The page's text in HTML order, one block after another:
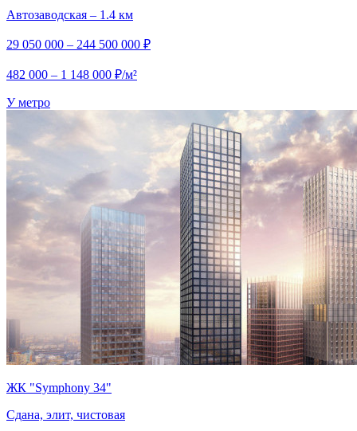
Автозаводская – 1.4 км
29 050 000 – 244 500 000 ₽
482 000 – 1 148 000 ₽/м²
У метро
ЖК "Symphony 34"
Сдана, элит, чистовая